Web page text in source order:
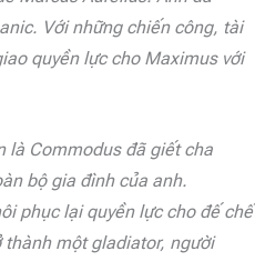
Với những chiến công, tài
quyền lực cho Maximus với
là Commodus đã giết cha
bộ gia đình của anh.
phục lại quyền lực cho đế chế
thành một gladiator, người